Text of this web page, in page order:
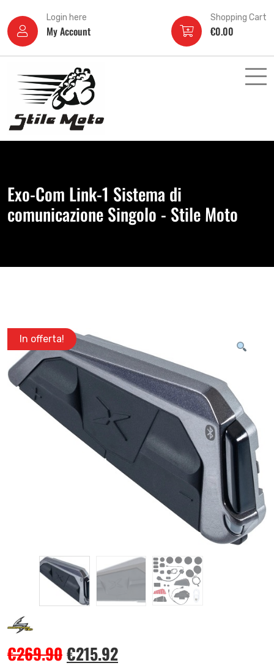
Login here
My Account
Shopping Cart
€0.00
Exo-Com Link-1 Sistema di
comunicazione Singolo - Stile Moto
In offerta!
€269.90€215.92